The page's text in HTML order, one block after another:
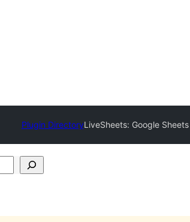
Plugin DirectoryLiveSheets: Google